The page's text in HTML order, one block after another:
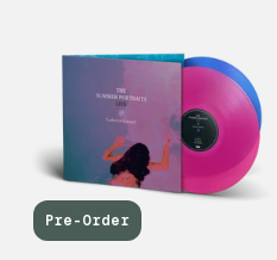
Pre-Order